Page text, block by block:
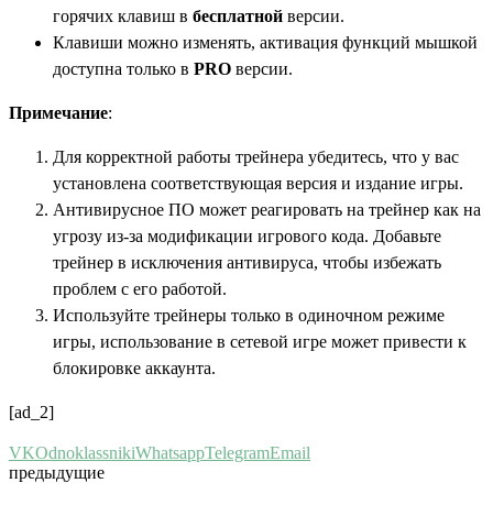
горячих клавиш в бесплатной версии.
Клавиши можно изменять, активация функций мышкой
доступна только в PRO версии.
Примечание:
Для корректной работы трейнера убедитесь, что у вас
установлена соответствующая версия и издание игры.
Антивирусное ПО может реагировать на трейнер как на
угрозу из-за модификации игрового кода. Добавьте
трейнер в исключения антивируса, чтобы избежать
проблем с его работой.
Используйте трейнеры только в одиночном режиме
игры, использование в сетевой игре может привести к
блокировке аккаунта.
[ad_2]
VKOdnoklassnikiWhatsappTelegramEmail
предыдущие